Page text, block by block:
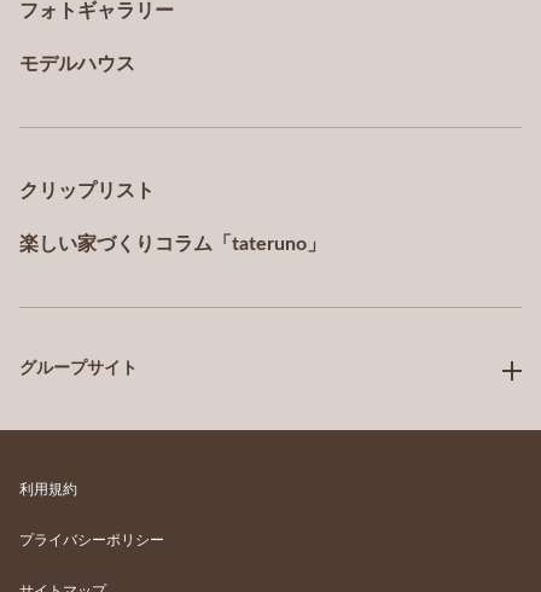
フォトギャラリー
モデルハウス
クリップリスト
楽しい家づくりコラム「tateruno」
グループサイト
利用規約
プライバシーポリシー